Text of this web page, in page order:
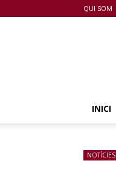
QUI SOM
INICI
NOTÍCIES